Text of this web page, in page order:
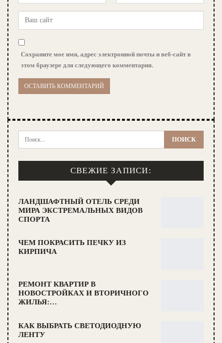
Сохраните мое имя, адрес электронной почты и веб-сайт в
этом браузере для следующего комментария.
СВЕЖИЕ ЗАПИСИ:
ЛАНДШАФТНЫЙ ОТЕЛЬ СРЕДИ
МИРА ЭКСТРЕМАЛЬНЫХ ВИДОВ
СПОРТА
ЧЕМ ПОКРАСИТЬ ПЕЧКУ ИЗ
КИРПИЧА
РЕМОНТ КВАРТИР В
НОВОСТРОЙКАХ И ВТОРИЧНОГО
ЖИЛЬЯ:…
КАК ВЫБРАТЬ СВЕТОДИОДНУЮ
ЛЕНТУ